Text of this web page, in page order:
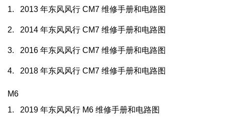
1.
2013 年东风风行 CM7 维修手册和电路图
2. 2014 年东风风行 CM7 维修手册和电路图
3. 2016 年东风风行 CM7 维修手册和电路图
4. 2018 年东风风行 CM7 维修手册和电路图
M6
1.
2019 年东风风行 M6 维修手册和电路图